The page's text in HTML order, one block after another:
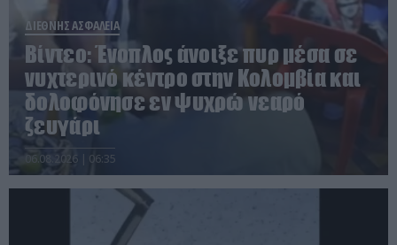
ΔΙΕΘΝΗΣ ΑΣΦΑΛΕΙΑ
Βίντεο: Ένοπλος άνοιξε πυρ μέσα σε
νυχτερινό κέντρο στην Κολομβία και
δολοφόνησε εν ψυχρώ νεαρό
ζευγάρι
06.08.2026 | 06:35